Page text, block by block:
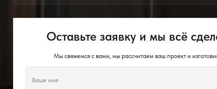
Оставьте заявку и мы всё
Мы свяжемся с вами, мы рассчитаем ваш проект и